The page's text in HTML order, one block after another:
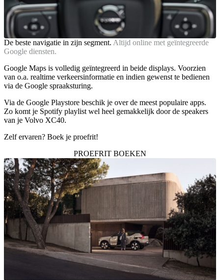
De beste navigatie in zijn segment. Altijd online met geïntegreerde
Google diensten.
Google Maps is volledig geïntegreerd in beide displays. Voorzien
van o.a. realtime verkeersinformatie en indien gewenst te bedienen
via de Google spraaksturing.
Via de Google Playstore beschik je over de meest populaire apps.
Zo komt je Spotify playlist wel heel gemakkelijk door de speakers
van je Volvo XC40.
Zelf ervaren? Boek je proefrit!
PROEFRIT BOEKEN